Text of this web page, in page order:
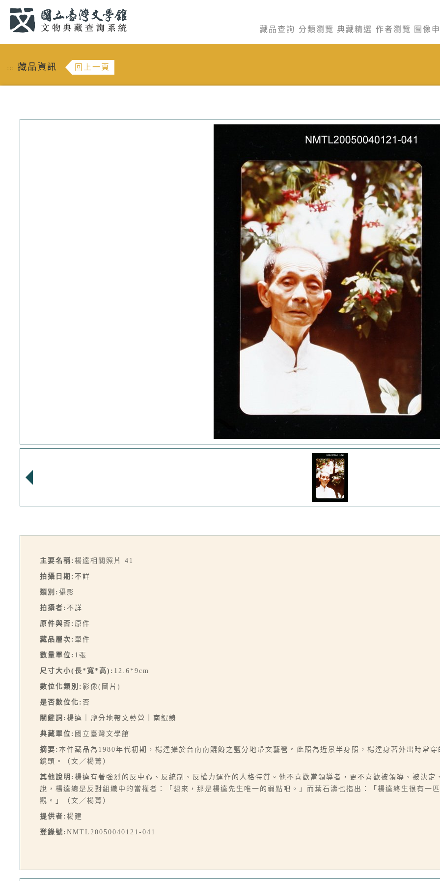
藏品查詢 分類瀏覽 典藏精選 作者瀏覽 圖像
::: 藏品資訊 回上一頁
主要名稱: 楊逵相關照片 41
拍攝日期: 不詳
類別: 攝影
拍攝者: 不詳
原件與否: 原件
藏品層次: 單件
數量單位: 1張
尺寸大小(長*寬*高): 12.6*9cm
數位化類別: 影像(圖片)
是否數位化: 否
關鍵詞: 楊逵｜鹽分地帶文藝營｜南鯤鯓
典藏單位: 國立臺灣文學館
摘要: 本件藏品為1980年代初期，楊逵攝於台南南鯤鯓之鹽分地帶文藝營。此照為近景半身照，楊逵身著外出時常
鏡頭。（文／楊菁）
其他說明: 楊逵有著強烈的反中心、反統制、反權力運作的人格特質。他不喜歡當領導者，更不喜歡被領導、被決定
說，楊逵總是反對組織中的當權者：「想來，那是楊逵先生唯一的弱點吧。」而葉石濤也指出：「楊逵終生很有一
觀。」（文／楊菁）
提供者: 楊建
登錄號: NMTL20050040121-041